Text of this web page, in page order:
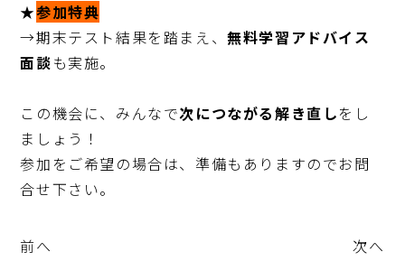
★参加特典
→期末テスト結果を踏まえ、無料学習アドバイス
面談も実施。
この機会に、みんなで次につながる解き直しをし
ましょう！
参加をご希望の場合は、準備もありますのでお問
合せ下さい。
前へ 次へ